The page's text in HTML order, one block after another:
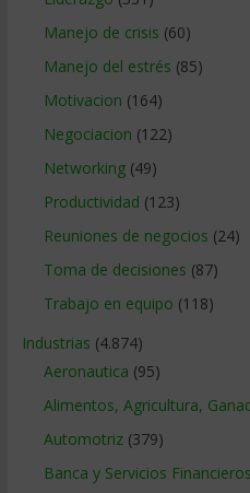
Manejo de crisis (60)
Manejo del estrés (85)
Motivacion (164)
Negociacion (122)
Networking(49)
Productividad (123)
Reuniones de negocios (24)
Toma de decisiones (87)
Trabajo en equipo (118)
Industrias (4.874)
Aeronautica (95)
Alimentos, Agricultura,
Automotriz(379)
Banca y Servicios Financieros